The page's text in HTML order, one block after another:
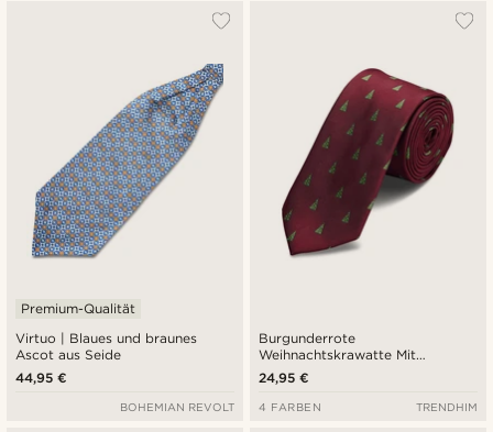
Virtuo | Blaues und braunes
Ascot aus Seide
Premium-Qualität
44,95 €
BOHEMIAN REVOLT
Burgunderrote
Weihnachtskrawatte Mit
Weihnachtsbäumen
24,95 €
4 FARBEN TRENDHIM